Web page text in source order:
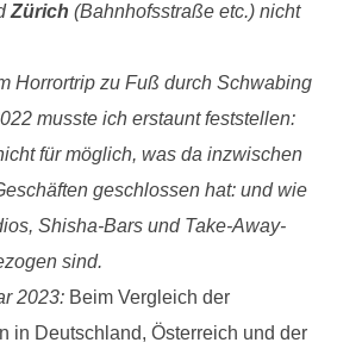
Zürich (Bahnhofsstraße etc.) nicht
Horrortrip zu Fuß durch Schwabing
musste ich erstaunt feststellen:
für möglich, was da inzwischen
geschlossen hat: und wie
Shisha-Bars und Take-Away-
sind.
2023: Beim Vergleich der
in Deutschland, Österreich und der